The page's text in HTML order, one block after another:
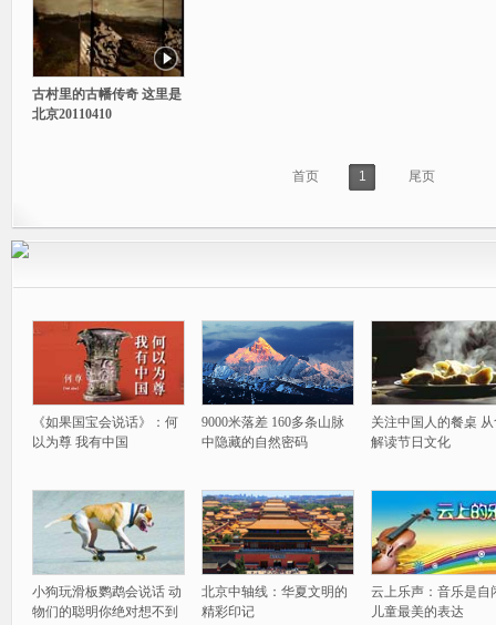
古村里的古幡传奇 这里是
北京20110410
首页 1 尾页
《如果国宝会说话》：何
以为尊 我有中国
9000米落差 160多条山脉
中隐藏的自然密码
关注中国人的餐桌
解读节日文化
小狗玩滑板鹦鹉会说话 动
物们的聪明你绝对想不到
北京中轴线：华夏文明的
精彩印记
云上乐声：音乐是自
儿童最美的表达